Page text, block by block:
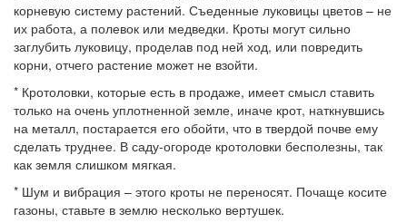
корневую систему растений. Съеденные луковицы цветов – не
их работа, а полевок или медведки. Кроты могут сильно
заглубить луковицу, проделав под ней ход, или повредить
корни, отчего растение может не взойти.
* Кротоловки, которые есть в продаже, имеет смысл ставить
только на очень уплотненной земле, иначе крот, наткнувшись
на металл, постарается его обойти, что в твердой почве ему
сделать труднее. В саду-огороде кротоловки бесполезны, так
как земля слишком мягкая.
* Шум и вибрация – этого кроты не переносят. Почаще косите
газоны, ставьте в землю несколько вертушек.